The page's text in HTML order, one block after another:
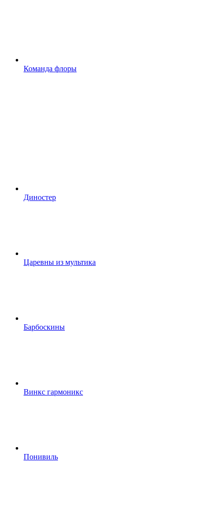
Команда флоры
Диностер
Царевны из мультика
Барбоскины
Винкс гармоникс
Понивиль